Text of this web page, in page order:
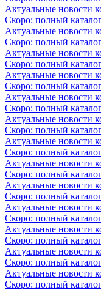
Актуальные новости
Скоро: полный
Актуальные новости
Скоро: полный
Актуальные новости
Скоро: полный
Актуальные новости
Скоро: полный
Актуальные новости
Скоро: полный
Актуальные новости
Скоро: полный
Актуальные новости
Скоро: полный
Актуальные новости
Скоро: полный
Актуальные новости
Скоро: полный
Актуальные новости
Скоро: полный
Актуальные новости
Скоро: полный
Актуальные новости
Скоро: полный
Актуальные новости
Скоро: полный